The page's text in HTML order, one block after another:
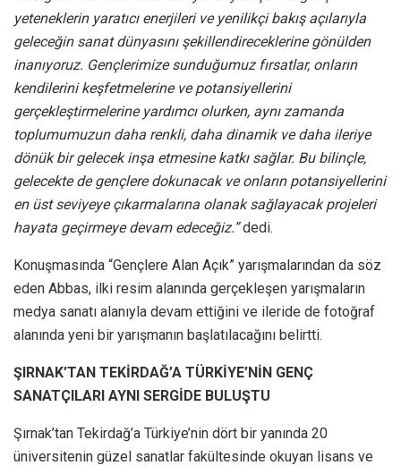
yeteneklerin yaratıcı enerjileri ve yenilikçi bakış açılarıyla
geleceğin sanat dünyasını şekillendireceklerine gönülden
inanıyoruz. Gençlerimize sunduğumuz fırsatlar, onların
kendilerini keşfetmelerine ve potansiyellerini
gerçekleştirmelerine yardımcı olurken, aynı zamanda
toplumumuzun daha renkli, daha dinamik ve daha ileriye
dönük bir gelecek inşa etmesine katkı sağlar. Bu bilinçle,
gelecekte de gençlere dokunacak ve onların potansiyellerini
en üst seviyeye çıkarmalarına olanak sağlayacak projeleri
hayata geçirmeye devam edeceğiz.”dedi.
Konuşmasında “Gençlere Alan Açık” yarışmalarından da söz
eden Abbas, ilki resim alanında gerçekleşen yarışmaların
medya sanatı alanıyla devam ettiğini ve ileride de fotoğraf
alanında yeni bir yarışmanın başlatılacağını belirtti.
ŞIRNAK’TAN TEKİRDAĞ’A TÜRKİYE’NİN GENÇ
SANATÇILARI AYNI SERGİDE BULUŞTU
Şırnak’tan Tekirdağ’a Türkiye’nin dört bir yanında 20
üniversitenin güzel sanatlar fakültesinde okuyan lisans ve